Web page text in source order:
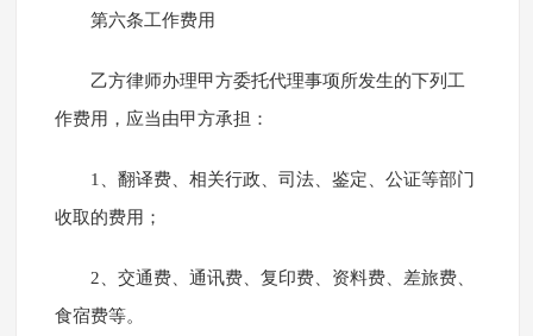
第六条工作费用
乙方律师办理甲方委托代理事项所发生的下列工
作费用，应当由甲方承担：
1、翻译费、相关行政、司法、鉴定、公证等部门
收取的费用；
2、交通费、通讯费、复印费、资料费、差旅费、
食宿费等。